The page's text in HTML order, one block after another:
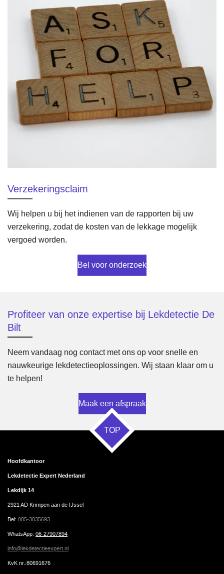
Verzekeringsclaim
Wij helpen u bij het indienen van de rapporten bij uw
verzekering, zodat de kosten van de lekkage mogelijk
vergoed worden.
Bel voor onderzoek
Profiteer van onze expertise bij Lekdetectie De
Bilt
Neem vandaag nog contact met ons op voor snelle en
nauwkeurige lekdetectieoplossingen. Wij staan klaar om u
te helpen!
Maak een afspraak
TOP
Hoofdkantoor
Lekdetectie Expert Nederland
Lekdijk 14
2921 AD Krimpen aan de IJssel
Bel: 085-3035693
WhatsApp: 06-27907894
info@lekdetectieexpert.nl
KvK nr.:80691676